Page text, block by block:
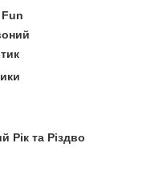
Fun
Рік та Різдво